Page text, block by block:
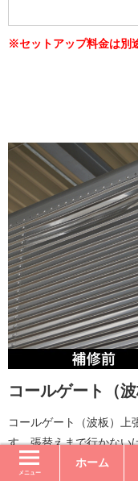
メニュー
ホーム
※セットアップ料金は別
コールゲート（
コールゲート（波板）上
す。張替えまで行かない
お考えの際は、お気軽